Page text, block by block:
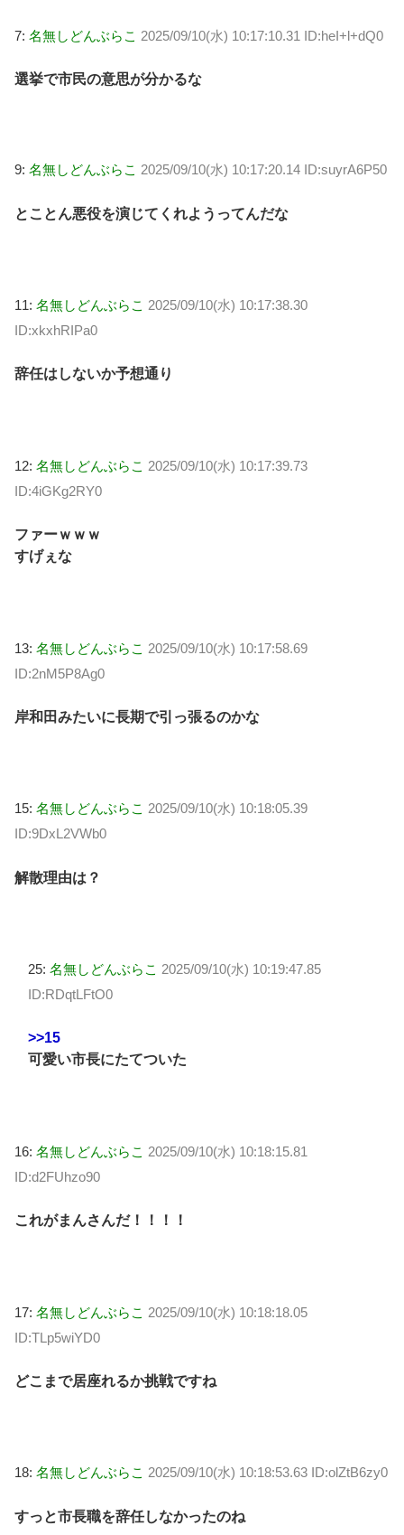
7: 名無しどんぶらこ 2025/09/10(水) 10:17:10.31 ID:heI+l+dQ0
選挙で市民の意思が分かるな
9: 名無しどんぶらこ 2025/09/10(水) 10:17:20.14 ID:suyrA6P50
とことん悪役を演じてくれようってんだな
11: 名無しどんぶらこ 2025/09/10(水) 10:17:38.30
ID:xkxhRIPa0
辞任はしないか予想通り
12: 名無しどんぶらこ 2025/09/10(水) 10:17:39.73
ID:4iGKg2RY0
ファーｗｗｗ
すげぇな
13: 名無しどんぶらこ 2025/09/10(水) 10:17:58.69
ID:2nM5P8Ag0
岸和田みたいに長期で引っ張るのかな
15: 名無しどんぶらこ 2025/09/10(水) 10:18:05.39
ID:9DxL2VWb0
解散理由は？
25: 名無しどんぶらこ 2025/09/10(水) 10:19:47.85
ID:RDqtLFtO0
>>15
可愛い市長にたてついた
16: 名無しどんぶらこ 2025/09/10(水) 10:18:15.81
ID:d2FUhzo90
これがまんさんだ！！！！
17: 名無しどんぶらこ 2025/09/10(水) 10:18:18.05
ID:TLp5wiYD0
どこまで居座れるか挑戦ですね
18: 名無しどんぶらこ 2025/09/10(水) 10:18:53.63 ID:olZtB6zy0
すっと市長職を辞任しなかったのね